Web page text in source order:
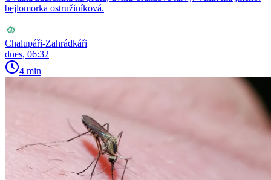
bejlomorka ostružiníková.
Chalupáři-Zahrádkáři
dnes, 06:32
4 min